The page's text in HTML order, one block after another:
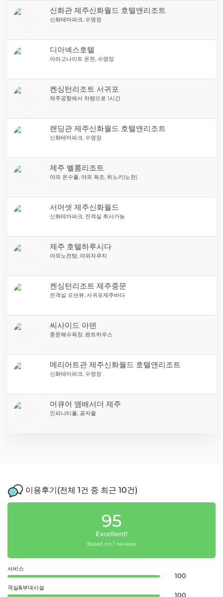
신화관 제주신화월드 호텔앤리조트
신화테마파크, 수영장
디아넥스호텔
아라고나이트 온천, 수영장
켄싱턴리조트 서귀포
제주공항에서 차량으로 1시간
랜딩관 제주신화월드 호텔앤리조트
신화테마파크, 수영장
제주 벨룸리조트
야외 온수풀, 야외 욕조, 히노키(노천)
서머셋 제주신화월드
신화테마파크, 전객실 취사가능
제주 호텔하루시다
야외노천탕, 야외자쿠지
켄싱턴리조트 제주중문
전객실 오션뷰, 서귀포제주바다
씨사이드 아덴
중문해수욕장, 펜트하우스
메리어트관 제주신화월드 호텔앤리조트
신화테마파크, 수영장
머큐어 앰배서더 제주
인피니티풀, 곶자왈
이용후기(전체 1건 중 최근 10건)
95
Excellent!
Based on 1 reviews
서비스
100
객실&부대시설
100